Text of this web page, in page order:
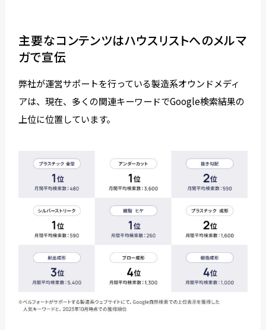
主要なコンテンツはハウスリストへのメルマ
ガで宣伝
弊社が運営サポートを行っている製造系オウンドメディ
アは、現在、多くの関連キーワードでGoogle検索結果の
上位に位置しています。